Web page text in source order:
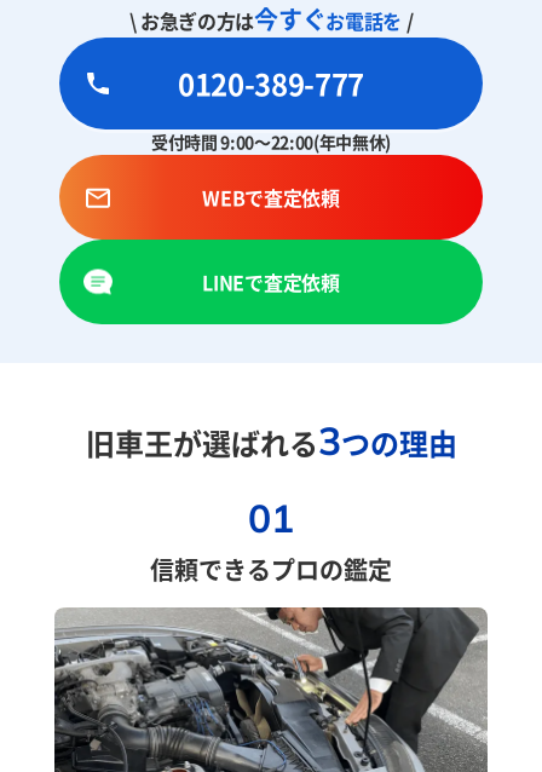
\ お急ぎの方は今すぐお電話を /
0120-389-777
受付時間 9:00～22:00(年中無休)
WEBで査定依頼
LINEで査定依頼
旧車王が選ばれる3つの理由
01
信頼できるプロの鑑定